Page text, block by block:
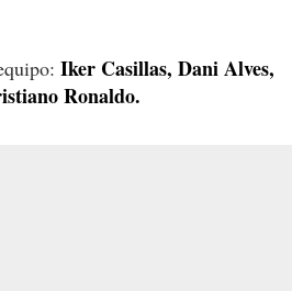
Iker Casillas, Dani Alves,
Ronaldo.